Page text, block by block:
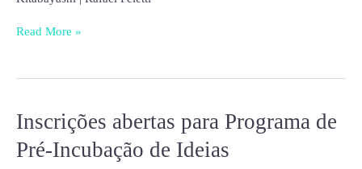
Read More »
Inscrições abertas para Programa de
Pré-Incubação de Ideias
Inscrições
abertas
para